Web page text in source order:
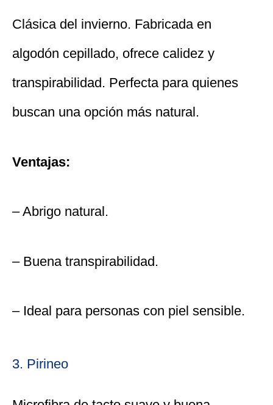
Clásica del invierno. Fabricada en
algodón cepillado, ofrece calidez y
transpirabilidad. Perfecta para quienes
buscan una opción más natural.
Ventajas:
– Abrigo natural.
– Buena transpirabilidad.
– Ideal para personas con piel sensible.
3. Pirineo